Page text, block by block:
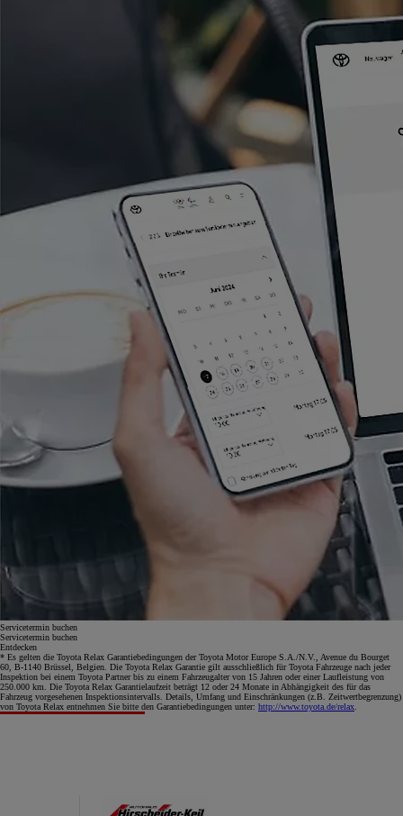
Servicetermin buchen
Servicetermin buchen
Entdecken
* Es gelten die Toyota Relax Garantiebedingungen der Toyota Motor Europe S.A./N.V., Avenue du Bourget
60, B-1140 Brüssel, Belgien. Die Toyota Relax Garantie gilt ausschließlich für Toyota Fahrzeuge nach jeder
Inspektion bei einem Toyota Partner bis zu einem Fahrzeugalter von 15 Jahren oder einer Laufleistung von
250.000 km. Die Toyota Relax Garantielaufzeit beträgt 12 oder 24 Monate in Abhängigkeit des für das
Fahrzeug vorgesehenen Inspektionsintervalls. Details, Umfang und Einschränkungen (z.B. Zeitwertbegrenzung)
von Toyota Relax entnehmen Sie bitte den Garantiebedingungen unter: http://www.toyota.de/relax.